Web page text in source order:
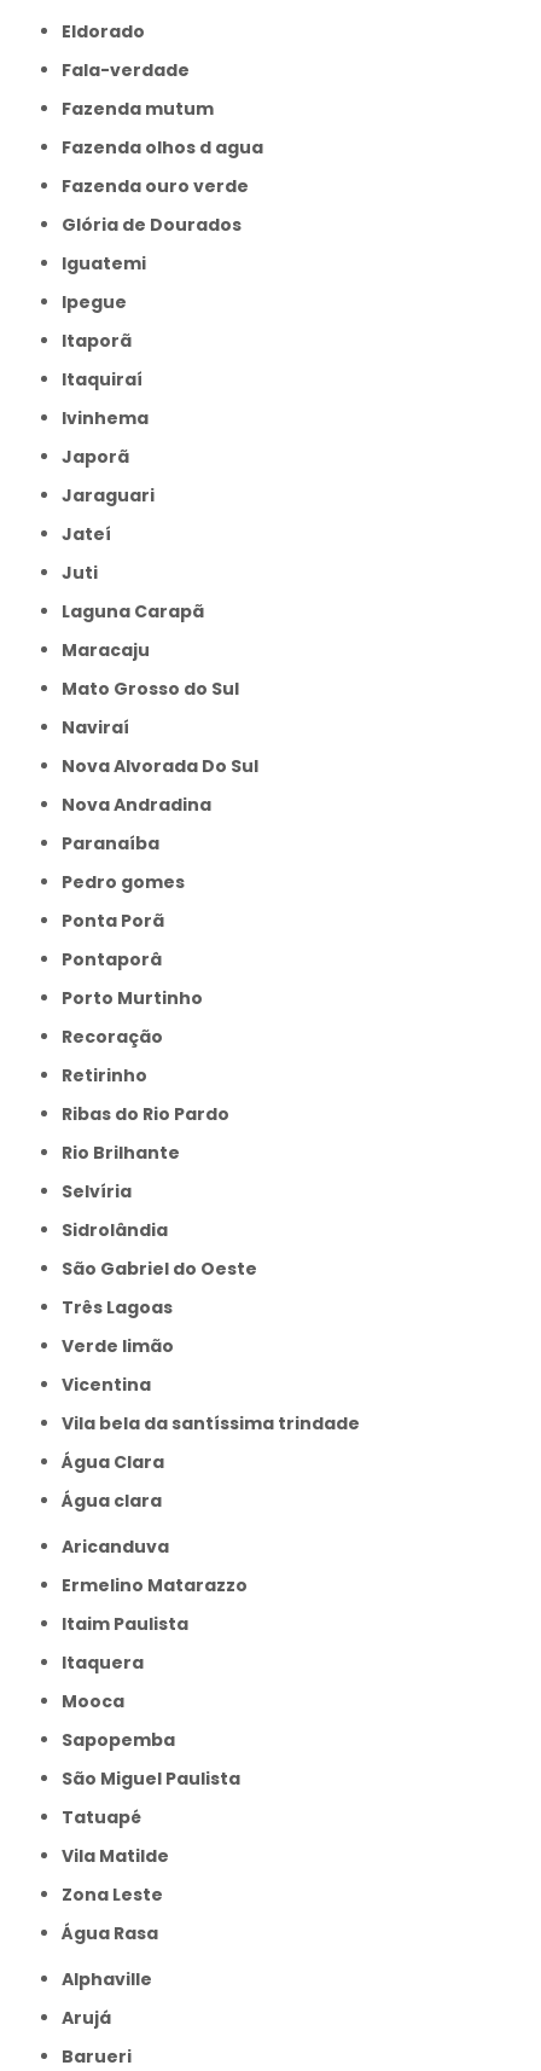
Eldorado
Fala-verdade
Fazenda mutum
Fazenda olhos d agua
Fazenda ouro verde
Glória de Dourados
Iguatemi
Ipegue
Itaporã
Itaquiraí
Ivinhema
Japorã
Jaraguari
Jateí
Juti
Laguna Carapã
Maracaju
Mato Grosso do Sul
Naviraí
Nova Alvorada Do Sul
Nova Andradina
Paranaíba
Pedro gomes
Ponta Porã
Pontaporâ
Porto Murtinho
Recoração
Retirinho
Ribas do Rio Pardo
Rio Brilhante
Selvíria
Sidrolândia
São Gabriel do Oeste
Três Lagoas
Verde limão
Vicentina
Vila bela da santíssima trindade
Água Clara
Água clara
Aricanduva
Ermelino Matarazzo
Itaim Paulista
Itaquera
Mooca
Sapopemba
São Miguel Paulista
Tatuapé
Vila Matilde
Zona Leste
Água Rasa
Alphaville
Arujá
Barueri